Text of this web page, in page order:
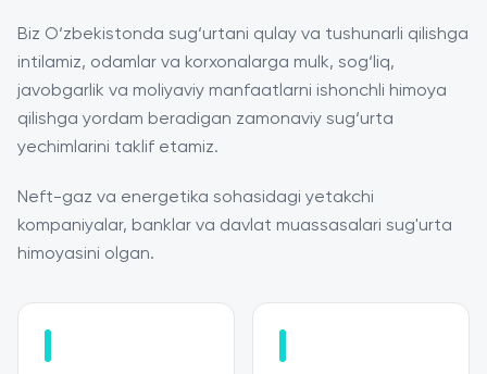
Biz O‘zbekistonda sug‘urtani qulay va tushunarli qilishga
intilamiz, odamlar va korxonalarga mulk, sog‘liq,
javobgarlik va moliyaviy manfaatlarni ishonchli himoya
qilishga yordam beradigan zamonaviy sug‘urta
yechimlarini taklif etamiz.
Neft-gaz va energetika sohasidagi yetakchi
kompaniyalar, banklar va davlat muassasalari sug'urta
himoyasini olgan.